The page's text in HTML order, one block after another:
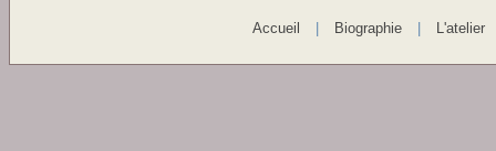
Accueil Biographie L'atelier